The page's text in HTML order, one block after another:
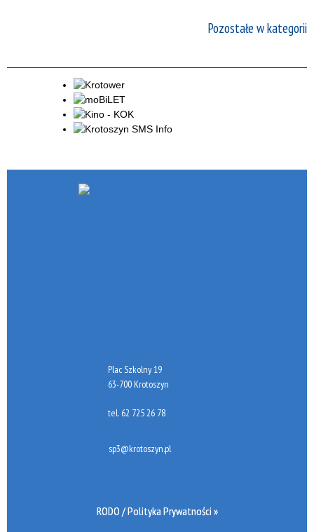
Pozostałe w kategorii
Plac Szkolny 19
63-700 Krotoszyn
tel. 62 725 26 78
sp3@krotoszyn.pl
RODO / Polityka Prywatności »